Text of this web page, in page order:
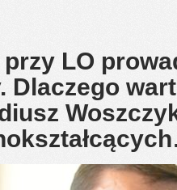
LO
Dlaczego